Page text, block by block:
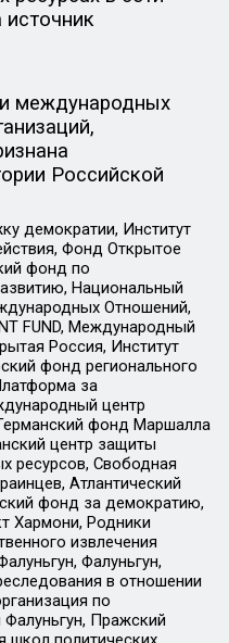
источник
международных
Российской
демократии, Институт
Фонд Открытое
фонд по
Национальный
Отношений,
FUND, Международный
Россия, Институт
фонд регионального
за
центр
фонд Маршалла
центр защиты
ресурсов, Свободная
Атлантический
фонд за демократию,
Хармони, Родники
извлечения
Фалуньгун,
в отношении
по
Пражский